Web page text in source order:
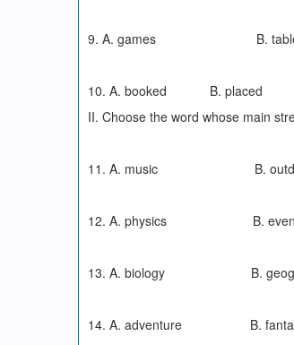
9. A. games B.
10. A. booked B.
II. Choose the word whose main
11. A. music B.
12. A. physics
13. A. biology B.
14. A. adventure